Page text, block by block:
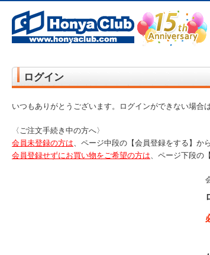
ログイン
いつもありがとうございます。ログインができない場合
〈ご注文手続き中の方へ〉
会員未登録の方は、ページ中段の【会員登録をする】か
会員登録せずにお買い物をご希望の方は、ページ下段の